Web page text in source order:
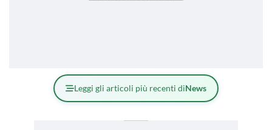
Leggi gli articoli più recenti diNews